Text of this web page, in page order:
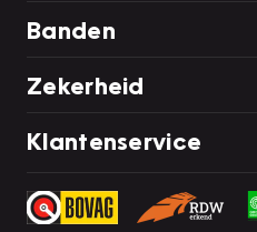
Banden
Zekerheid
Klantenservice